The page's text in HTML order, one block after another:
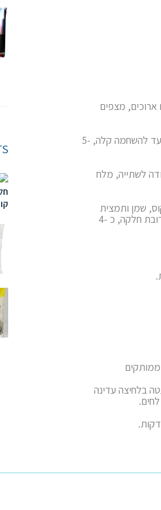
מצפים
צולים קוקוס גרוס על תבנית עם נייר אפייה, מערבבים מדי פעם, עד להשחמה קלה, 5-
לשתייה, מלח
שמן ותמצית
קוקוס (אם משתמשים בו) בקערה גדולה עד להמסת הסוכר ותערובת חלקה, כ -4
למעטה בלחיצה עדינה